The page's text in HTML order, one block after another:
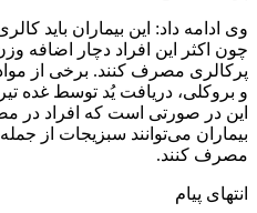
وی ادامه داد: این بیماران باید
چون اکثر این افراد دچار اضافه
پرکالری مصرف کنند. برخی از
و بروکلی، دریافت یُد توسط غده
این در صورتی است که افراد در
بیماران می‌توانند سبزیجات از
مصرف کنند.
انتهای پیام